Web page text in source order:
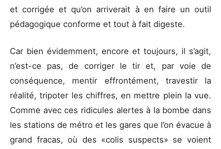
et corrigée et qu’on arriverait à en faire un outil
pédagogique conforme et tout à fait digeste.
Car bien évidemment, encore et toujours, il s’agit,
n’est-ce pas, de corriger le tir et, par voie de
conséquence, mentir effrontément, travestir la
réalité, tripoter les chiffres, en mettre plein la vue.
Comme avec ces ridicules alertes à la bombe dans
les stations de métro et les gares que l’on évacue à
grand fracas, où des «colis suspects» se voient